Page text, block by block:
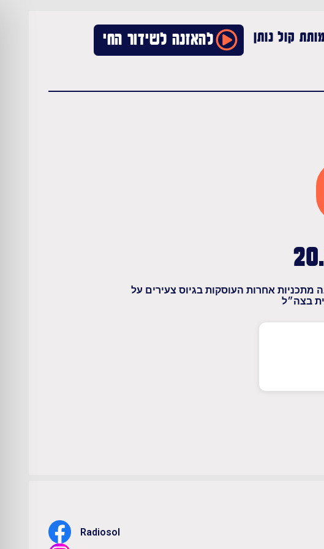
קול נותן להאזנה לשידור החי
אחרות העוסקות בגיוס צעירים על
בצה״ל
Radiosol